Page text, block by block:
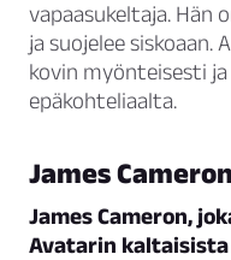
vapaasukeltaja. Hän
ja suojelee siskoaan.
kovin myönteisesti
epäkohteliaalta.
James Cameron
James Cameron,
Avatarin